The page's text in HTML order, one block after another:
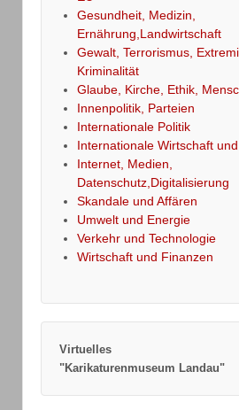
Gesundheit, Medizin,
Ernährung,Landwirtschaft
Gewalt, Terrorismus,
Kriminalität
Glaube, Kirche, Ethik,
Innenpolitik, Parteien
Internationale Politik
Internationale Wirtschaft
Internet, Medien,
Datenschutz,Digitalisierung
Skandale und Affären
Umwelt und Energie
Verkehr und Technologie
Wirtschaft und Finanzen
Virtuelles
"Karikaturenmuseum Landau"